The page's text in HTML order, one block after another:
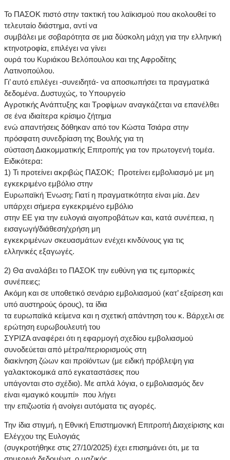
Το ΠΑΣΟΚ πιστό στην τακτική του λαϊκισμού που ακολουθεί το
τελευταίο διάστημα, αντί να
συμβάλει με σοβαρότητα σε μια δύσκολη μάχη για την ελληνική
κτηνοτροφία, επιλέγει να γίνει
ουρά του Κυριάκου Βελόπουλου και της Αφροδίτης
Λατινοπούλου.
Γι’ αυτό επιλέγει -συνειδητά- να αποσιωπήσει τα πραγματικά
δεδομένα. Δυστυχώς, το Υπουργείο
Αγροτικής Ανάπτυξης και Τροφίμων αναγκάζεται να επανέλθει
σε ένα ιδιαίτερα κρίσιμο ζήτημα
ενώ απαντήσεις δόθηκαν από τον Κώστα Τσιάρα στην
πρόσφατη συνεδρίαση της Βουλής για τη
σύσταση Διακομματικής Επιτροπής για τον πρωτογενή τομέα.
Ειδικότερα:
1) Τι προτείνει ακριβώς ΠΑΣΟΚ; Προτείνει εμβολιασμό με μη
εγκεκριμένο εμβόλιο στην
Ευρωπαϊκή Ένωση; Γιατί η πραγματικότητα είναι μία. Δεν
υπάρχει σήμερα εγκεκριμένο εμβόλιο
στην ΕΕ για την ευλογιά αιγοπροβάτων και, κατά συνέπεια, η
εισαγωγή/διάθεση/χρήση μη
εγκεκριμένων σκευασμάτων ενέχει κινδύνους για τις
ελληνικές εξαγωγές.
2) Θα αναλάβει το ΠΑΣΟΚ την ευθύνη για τις εμπορικές
συνέπειες;
Ακόμη και σε υποθετικό σενάριο εμβολιασμού (κατ’ εξαίρεση και
υπό αυστηρούς όρους), τα ίδια
τα ευρωπαϊκά κείμενα και η σχετική απάντηση του κ. Βάρχελι σε
ερώτηση ευρωβουλευτή του
ΣΥΡΙΖΑ αναφέρει ότι η εφαρμογή σχεδίου εμβολιασμού
συνοδεύεται από μέτρα/περιορισμούς στη
διακίνηση ζώων και προϊόντων (με ειδική πρόβλεψη για
γαλακτοκομικά από εγκαταστάσεις που
υπάγονται στο σχέδιο). Με απλά λόγια, ο εμβολιασμός δεν
είναι «μαγικό κουμπί» που λήγει
την επιζωοτία ή ανοίγει αυτόματα τις αγορές.
Την ίδια στιγμή, η Εθνική Επιστημονική Επιτροπή Διαχείρισης και
Ελέγχου της Ευλογιάς
(συγκροτήθηκε στις 27/10/2025) έχει επισημάνει ότι, με τα